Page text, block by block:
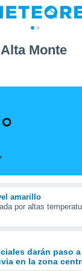
Monte
amarillo
por altas
darán paso
en la zona